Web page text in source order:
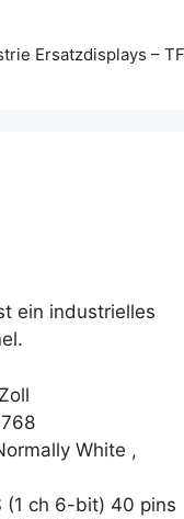
Ersatzdisplays –
ein industrielles
White ,
(1 ch 6-bit) 40 pins